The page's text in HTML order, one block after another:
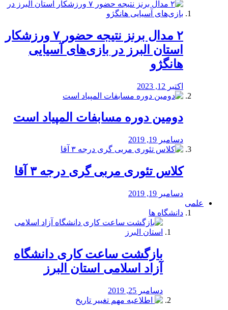
۲ مدال برنز نتیجه حضور ۷ ورزشکار
استان البرز در بازی‌های آسیایی
هانگژو
اکتبر 12, 2023
دومین دوره مسابفات المپیاد است
دسامبر 19, 2019
کلاس تئوری مربی گری درجه ۳ آقا
دسامبر 19, 2019
علمی
دانشگاه ها
بازگشت ساعت کاری دانشگاه
آزاد اسلامی استان البرز
دسامبر 25, 2019